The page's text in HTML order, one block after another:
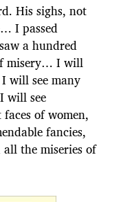
His sighs, not
I passed
a hundred
misery… I will
will see many
will see
of women,
fancies,
the miseries of